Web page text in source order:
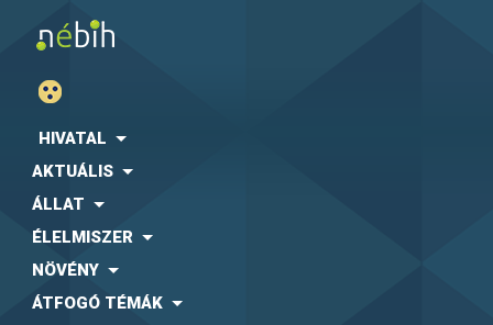
HIVATAL
AKTUÁLIS
ÁLLAT
ÉLELMISZER
NÖVÉNY
ÁTFOGÓ TÉMÁK